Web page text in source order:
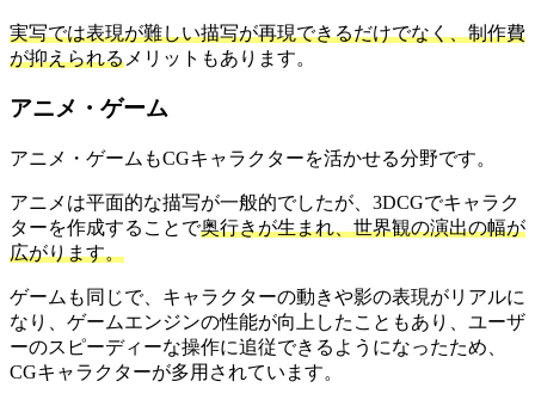
実写では表現が難しい描写が再現できるだけでなく、制作費
が抑えられる メリットもあります。
アニメ・ゲーム
アニメ・ゲームもCGキャラクターを活かせる分野です。
アニメは平面的な描写が一般的でしたが、3DCGでキャラク
ターを作成することで奥行きが生まれ、世界観の演出の幅が
広がります。
ゲームも同じで、キャラクターの動きや影の表現がリアルに
なり、ゲームエンジンの性能が向上したこともあり、ユーザ
ーのスピーディーな操作に追従できるようになったため、
CGキャラクターが多用されています。